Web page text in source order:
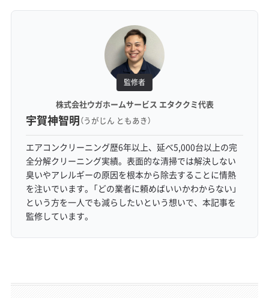
監修者
株式会社ウガホームサービス エタククミ代表
宇賀神智明（うがじん ともあき）
エアコンクリーニング歴6年以上、延べ5,000台以上の完
全分解クリーニング実績。表面的な清掃では解決しない
臭いやアレルギーの原因を根本から除去することに情熱
を注いでいます。「どの業者に頼めばいいかわからない」
という方を一人でも減らしたいという想いで、本記事を
監修しています。